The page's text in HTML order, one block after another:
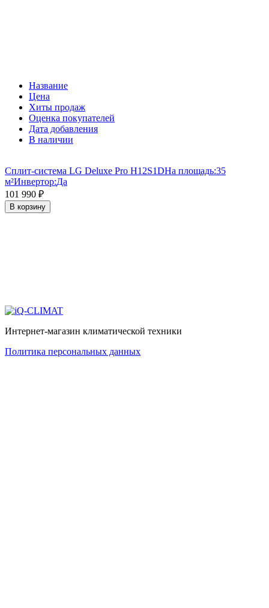
Название
Цена
Хиты продаж
Оценка покупателей
Дата добавления
В наличии
Сплит-система LG Deluxe Pro H12S1DНа площадь:35
м²Инвертор:Да
101 990 ₽
В корзину
Интернет-магазин климатической техники
Политика персональных данных